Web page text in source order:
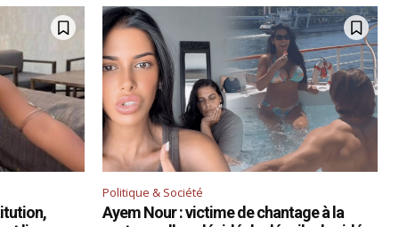
Politique & Société
Ayem Nour : victime de chantage à la